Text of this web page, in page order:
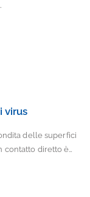
virus
delle superfici
contatto diretto è…